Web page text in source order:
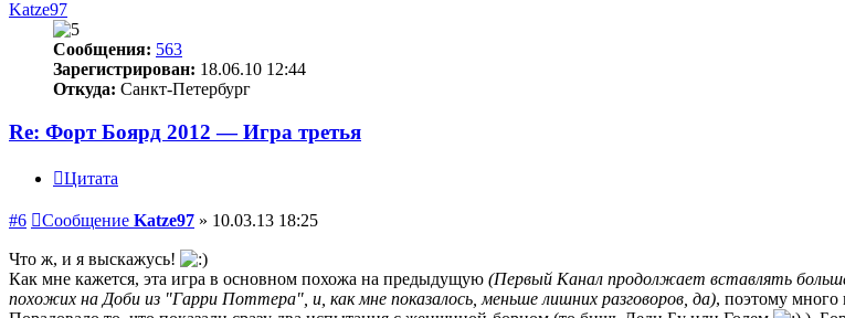
Katze97
Сообщения: 563
Зарегистрирован: 18.06.10 12:44
Откуда: Санкт-Петербург
Re: Форт Боярд 2012 — Игра третья
Цитата
#6 Сообщение Katze97 » 10.03.13 18:25
Что ж, и я выскажусь!
Как мне кажется, эта игра в основном похожа на предыдущую (Первый Канал продолжает вставлять
похожих на Доби из "Гарри Поттера", и, как мне показалось, меньше лишних разговоров, да), поэтому много